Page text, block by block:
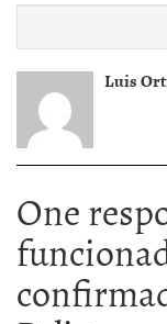
Luis
One